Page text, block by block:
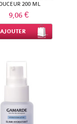
200 ML
9,06 €
à ma liste d’envie
AJOUTER